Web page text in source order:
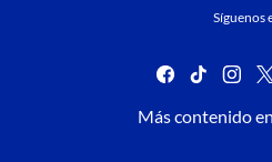
Síguenos
facebook
tiktok
Más contenido en